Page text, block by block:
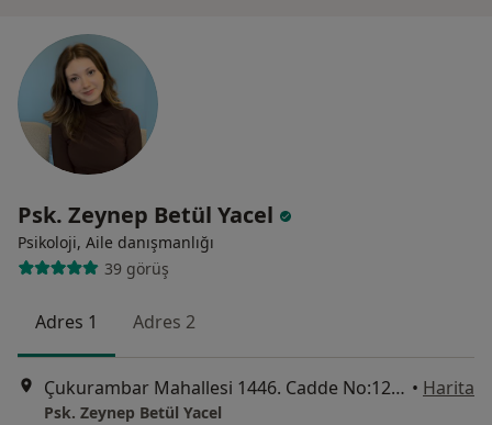
Psk. Zeynep Betül Yacel
Psikoloji, Aile danışmanlığı
39 görüş
Adres 1 Adres 2
Çukurambar Mahallesi 1446. Cadde No:12/25 Alternatif Plaza, Çankaya, Ankara • Harita
Psk. Zeynep Betül Yacel